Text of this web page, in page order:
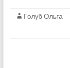
Голуб Ольга